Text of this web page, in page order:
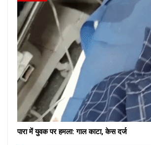
पारा में युवक पर हमला: गाल काटा, केस दर्ज